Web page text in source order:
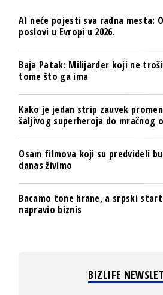
AI neće pojesti sva radna mesta:
poslovi u Evropi u 2026.
Baja Patak: Milijarder koji ne troši
tome što ga ima
Kako je jedan strip zauvek
šaljivog superheroja do mračnog
Osam filmova koji su predvideli
danas živimo
Bacamo tone hrane, a srpski
napravio biznis
BIZLIFE